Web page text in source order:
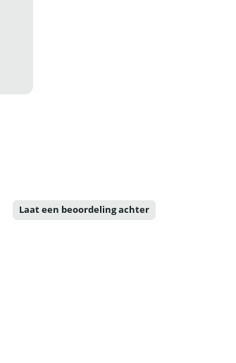
Laat een beoordeling achter